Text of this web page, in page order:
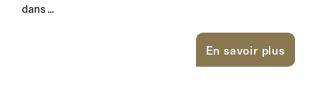
dans ...
En savoir plus